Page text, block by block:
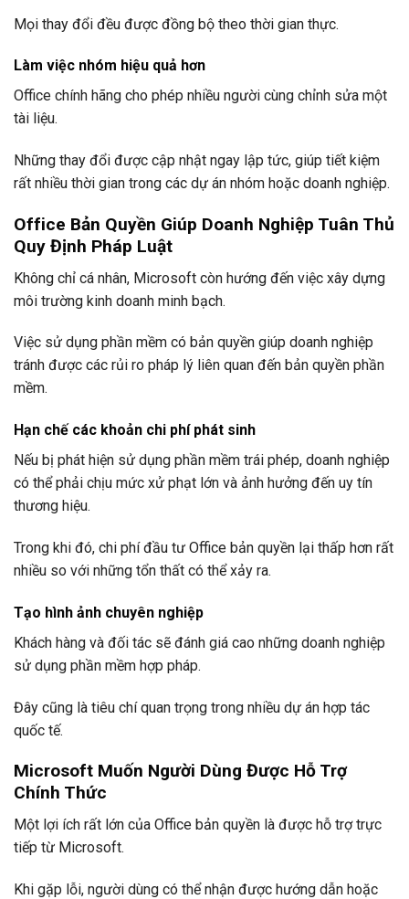
Mọi thay đổi đều được đồng bộ theo thời gian thực.
Làm việc nhóm hiệu quả hơn
Office chính hãng cho phép nhiều người cùng chỉnh sửa một
tài liệu.
Những thay đổi được cập nhật ngay lập tức, giúp tiết kiệm
rất nhiều thời gian trong các dự án nhóm hoặc doanh nghiệp.
Office Bản Quyền Giúp Doanh Nghiệp Tuân Thủ
Quy Định Pháp Luật
Không chỉ cá nhân, Microsoft còn hướng đến việc xây dựng
môi trường kinh doanh minh bạch.
Việc sử dụng phần mềm có bản quyền giúp doanh nghiệp
tránh được các rủi ro pháp lý liên quan đến bản quyền phần
mềm.
Hạn chế các khoản chi phí phát sinh
Nếu bị phát hiện sử dụng phần mềm trái phép, doanh nghiệp
có thể phải chịu mức xử phạt lớn và ảnh hưởng đến uy tín
thương hiệu.
Trong khi đó, chi phí đầu tư Office bản quyền lại thấp hơn rất
nhiều so với những tổn thất có thể xảy ra.
Tạo hình ảnh chuyên nghiệp
Khách hàng và đối tác sẽ đánh giá cao những doanh nghiệp
sử dụng phần mềm hợp pháp.
Đây cũng là tiêu chí quan trọng trong nhiều dự án hợp tác
quốc tế.
Microsoft Muốn Người Dùng Được Hỗ Trợ
Chính Thức
Một lợi ích rất lớn của Office bản quyền là được hỗ trợ trực
tiếp từ Microsoft.
Khi gặp lỗi, người dùng có thể nhận được hướng dẫn hoặc